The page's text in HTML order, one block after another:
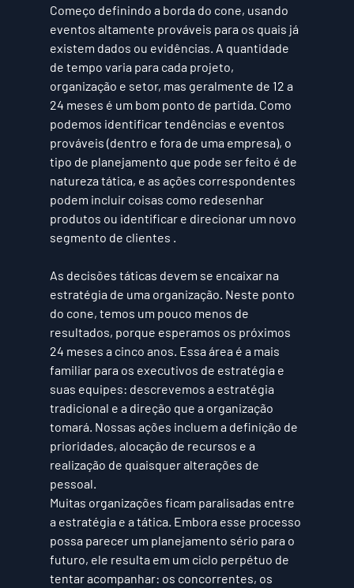
Começo definindo a borda do cone, usando
eventos altamente prováveis para os quais já
existem dados ou evidências. A quantidade
de tempo varia para cada projeto,
organização e setor, mas geralmente de 12 a
24 meses é um bom ponto de partida. Como
podemos identificar tendências e eventos
prováveis (dentro e fora de uma empresa), o
tipo de planejamento que pode ser feito é de
natureza tática, e as ações correspondentes
podem incluir coisas como redesenhar
produtos ou identificar e direcionar um novo
segmento de clientes .
As decisões táticas devem se encaixar na
estratégia de uma organização. Neste ponto
do cone, temos um pouco menos de
resultados, porque esperamos os próximos
24 meses a cinco anos. Essa área é a mais
familiar para os executivos de estratégia e
suas equipes: descrevemos a estratégia
tradicional e a direção que a organização
tomará. Nossas ações incluem a definição de
prioridades, alocação de recursos e a
realização de quaisquer alterações de
pessoal.
Muitas organizações ficam paralisadas entre
a estratégia e a tática. Embora esse processo
possa parecer um planejamento sério para o
futuro, ele resulta em um ciclo perpétuo de
tentar acompanhar: os concorrentes, os